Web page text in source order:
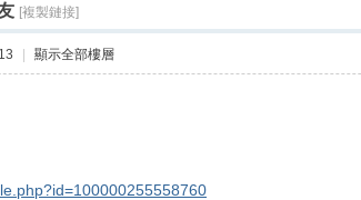
›
[複製鏈接]
顯示全部樓層